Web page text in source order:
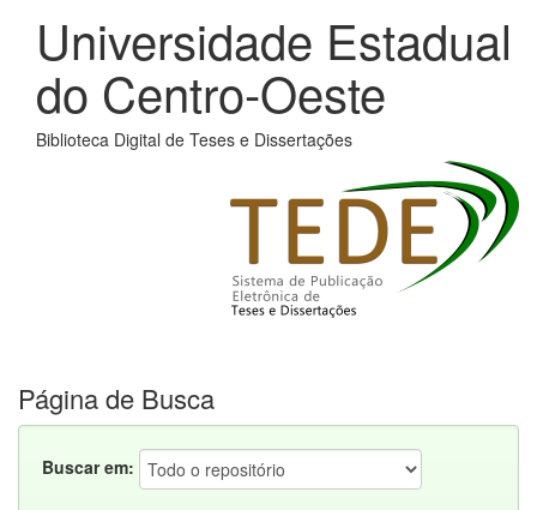
Universidade Estadual
do Centro-Oeste
Biblioteca Digital de Teses e Dissertações
Página de Busca
Buscar em: